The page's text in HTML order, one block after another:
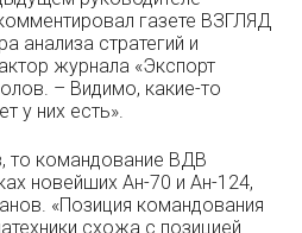
газете ВЗГЛЯД
анализа стратегий и
журнала «Экспорт
– Видимо, какие-то
у них есть».
то командование ВДВ
новейших Ан-70 и Ан-124,
«Позиция командования
схожа с позицией